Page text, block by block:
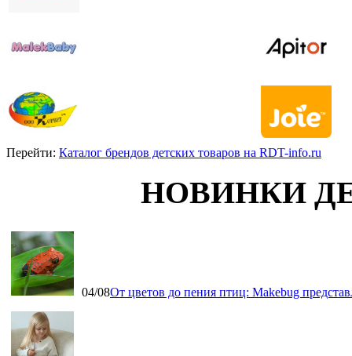
Перейти: Каталог брендов детских товаров на RDT-info.ru
НОВИНКИ
04/08От цветов до пения птиц: Makebug